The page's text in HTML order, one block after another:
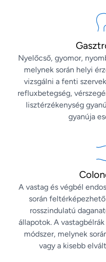
Nyelőcső, gyomor,
melynek során helyi
vizsgálni a fenti
refluxbetegség,
lisztérzékenység
gyanúja
A vastag és végbél
során
rosszindulatú
állapotok. A
módszer, melynek
vagy a kisebb